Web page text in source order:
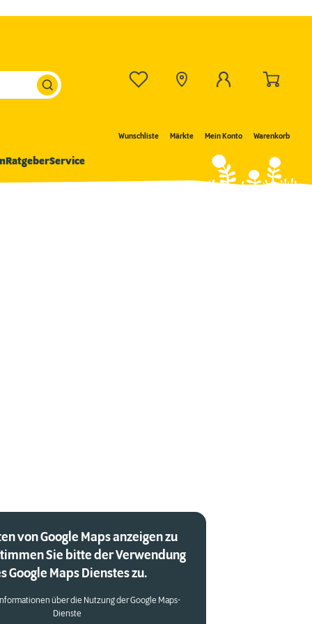
Wunschliste Märkte Mein Konto Warenkorb
RatgeberService
von Google Maps anzeigen zu
Sie bitte der Verwendung
Google Maps Dienstes zu.
über die Nutzung der Google Maps-
Dienste